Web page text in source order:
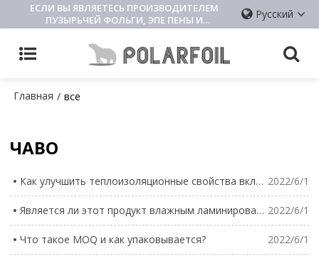
ЕСЛИ ВЫ ЯВЛЯЕТЕСЬ ПРОИЗВОДИТЕЛЕМ
ПУЗЫРЬЧЕЙ ФОЛЬГИ, ЭПЕ ПЕНЫ И
ИЗОЛЯЦИОННОЙ ПОДКЛАДКИ, ПОЖАЛУЙСТА,
СВЯЖИТЕСЬ С НАМИ
Русский
Главная / все
ЧАВО
Как улучшить теплоизоляционные свойства вкладыша/мешка? 2022/6/1
Является ли этот продукт влажным ламинированием или сухим ламинированием? 2022/6/1
Что такое MOQ и как упаковывается? 2022/6/1